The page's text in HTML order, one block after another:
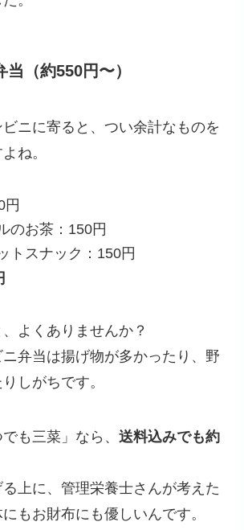
（約550円〜）
ニに寄ると、つい余計なものを
ね。
円
のお茶：150円
トスナック：150円
よくありませんか？
ニ弁当は揚げ物が多かったり、野
しがちです。
も三菜」なら、送料込みでも約
上に、管理栄養士さんが考えた
もお財布にも優しいんです。